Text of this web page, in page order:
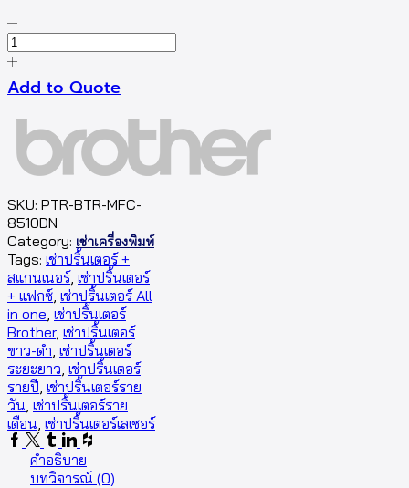
Add to Quote
SKU: PTR-BTR-MFC-
8510DN
Category: เช่าเครื่องพิมพ์
Tags: เช่าปริ้นเตอร์ +
สแกนเนอร์, เช่าปริ้นเตอร์
+ แฟกซ์ เช่าปริ้นเตอร์ All
in one เช่าปริ้นเตอร์
Brother, เช่าปริ้นเตอร์
ขาว-ดำ เช่าปริ้นเตอร์
ระยะยาว เช่าปริ้นเตอร์
รายปี เช่าปริ้นเตอร์ราย
วัน เช่าปริ้นเตอร์ราย
เดือน เช่าปริ้นเตอร์เลเซอร์
คำอธิบาย
บทวิจารณ์ (0)